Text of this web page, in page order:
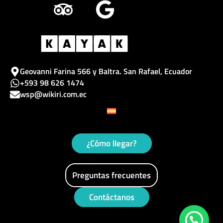
b
o
o
k
a
g
r
a
u
b
e
p
a
d
v
i
o
g
l
e
Geovanni Farina 566 y Baltra. San Rafael, Ecuador
+593 98 626 1474
wsp@wikiri.com.ec
¿Cómo llegar?
Preguntas frecuentes
Contáctanos